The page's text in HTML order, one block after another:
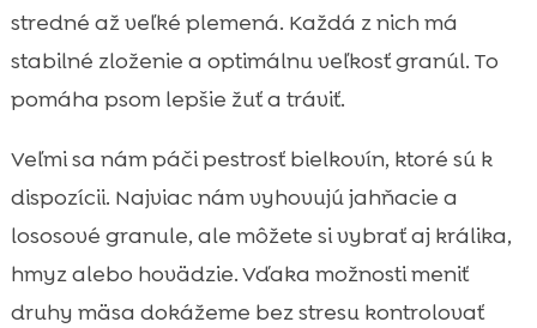
stredné až veľké plemená. Každá z nich má
stabilné zloženie a optimálnu veľkosť granúl. To
pomáha psom lepšie žuť a tráviť.
Veľmi sa nám páči pestrosť bielkovín, ktoré sú k
dispozícii. Najviac nám vyhovujú jahňacie a
lososové granule, ale môžete si vybrať aj králika,
hmyz alebo hovädzie. Vďaka možnosti meniť
druhy mäsa dokážeme bez stresu kontrolovať